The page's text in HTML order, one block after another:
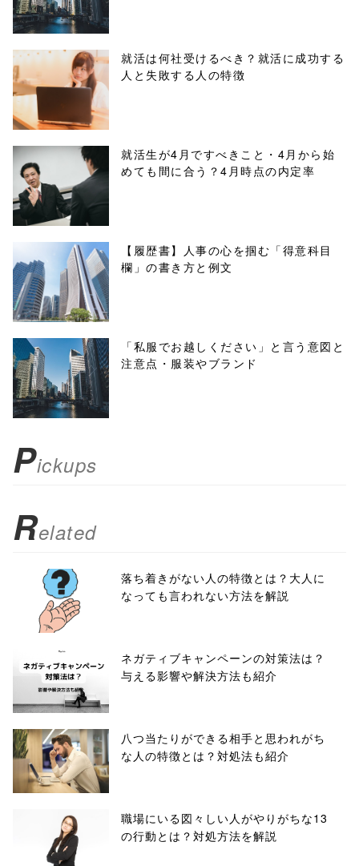
/tapbiz_theme/
parts/sns-
buttons.php on
line10
/1135436"
onclick="windo
w.open(this.hre
f, 'Gwindow',
'width=550,
height=450,
menubar=no,
toolbar=no,
scrollbars=yes'
false;"> シェア
就活は何社受けるべき？就活に成功する
人と失敗する人の特徴
就活生が4月ですべきこと・4月から始
めても間に合う？4月時点の内定率
【履歴書】人事の心を掴む「得意科目
欄」の書き方と例文
「私服でお越しください」と言う意図と
注意点・服装やブランド
Pickups
Related
落ち着きがない人の特徴とは？大人に
なっても言われない方法を解説
ネガティブキャンペーンの対策法は？
与える影響や解決方法も紹介
八つ当たりができる相手と思われがち
な人の特徴とは？対処法も紹介
職場にいる図々しい人がやりがちな13
の行動とは？対処方法を解説